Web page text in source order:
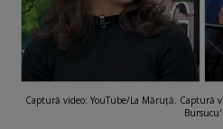
Captură video: YouTube/La Măruță. Captură
Bursucu'